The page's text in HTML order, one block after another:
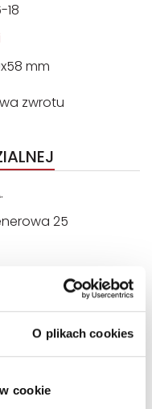
O plikach cookies
cookie
18
mm
zwrotu
25
dzieci w wieku